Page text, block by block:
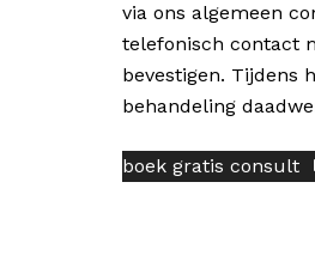
via ons algemeen
telefonisch contact
bevestigen. Tijdens
behandeling
boek gratis consult